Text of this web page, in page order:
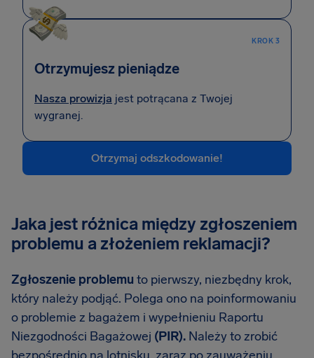
KROK 3
Otrzymujesz pieniądze
Nasza prowizja jest potrącana z Twojej
wygranej.
Otrzymaj odszkodowanie!
Jaka jest różnica między zgłoszeniem
problemu a złożeniem reklamacji?
Zgłoszenie problemu to pierwszy, niezbędny krok,
który należy podjąć. Polega ono na poinformowaniu
o problemie z bagażem i wypełnieniu Raportu
Niezgodności Bagażowej (PIR). Należy to zrobić